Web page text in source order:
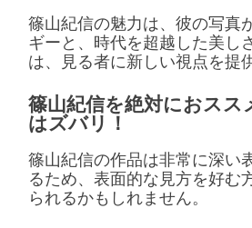
篠山紀信の魅力は、彼の写真
ギーと、時代を超越した美し
は、見る者に新しい視点を提
篠山紀信を絶対におスス
はズバリ！
篠山紀信の作品は非常に深い
るため、表面的な見方を好む
られるかもしれません。